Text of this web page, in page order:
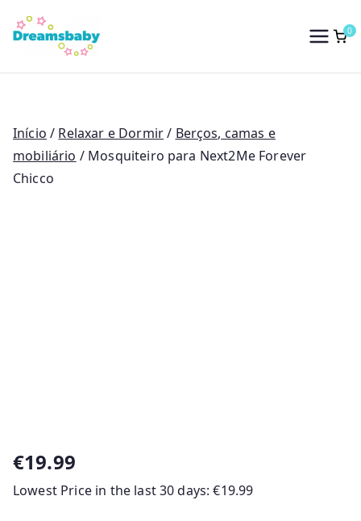
para
conteúdo
Dreams Baby
0
Início / Relaxar e Dormir/ Berços, camas e
mobiliário / Mosquiteiro para Next2Me Forever
Chicco
€19.99
Lowest Price in the last 30 days:€19.99